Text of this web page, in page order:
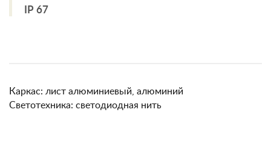
IP 67
Каркас: лист алюминиевый, алюминий
Светотехника: светодиодная нить